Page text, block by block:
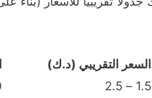
السعر التقريبي (د.ك)
1.5 – 2.5